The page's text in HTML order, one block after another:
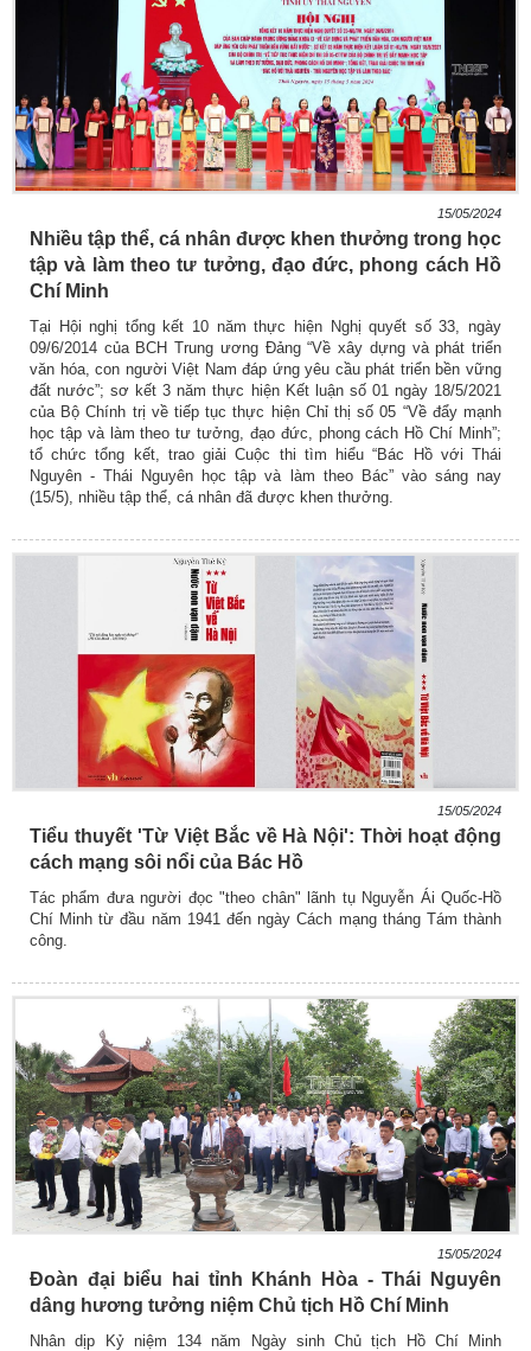
15/05/2024
Nhiều tập thể, cá nhân được khen thưởng trong học
tập và làm theo tư tưởng, đạo đức, phong cách Hồ
Chí Minh
Tại Hội nghị tổng kết 10 năm thực hiện Nghị quyết số 33, ngày
09/6/2014 của BCH Trung ương Đảng “Về xây dựng và phát triển
văn hóa, con người Việt Nam đáp ứng yêu cầu phát triển bền vững
đất nước”; sơ kết 3 năm thực hiện Kết luận số 01 ngày 18/5/2021
của Bộ Chính trị về tiếp tục thực hiện Chỉ thị số 05 “Về đẩy mạnh
học tập và làm theo tư tưởng, đạo đức, phong cách Hồ Chí Minh”;
tổ chức tổng kết, trao giải Cuộc thi tìm hiểu “Bác Hồ với Thái
Nguyên - Thái Nguyên học tập và làm theo Bác” vào sáng nay
(15/5), nhiều tập thể, cá nhân đã được khen thưởng.
15/05/2024
Tiểu thuyết 'Từ Việt Bắc về Hà Nội': Thời hoạt động
cách mạng sôi nổi của Bác Hồ
Tác phẩm đưa người đọc "theo chân" lãnh tụ Nguyễn Ái Quốc-Hồ
Chí Minh từ đầu năm 1941 đến ngày Cách mạng tháng Tám thành
công.
15/05/2024
Đoàn đại biểu hai tỉnh Khánh Hòa - Thái Nguyên
dâng hương tưởng niệm Chủ tịch Hồ Chí Minh
Nhân dịp Kỷ niệm 134 năm Ngày sinh Chủ tịch Hồ Chí Minh